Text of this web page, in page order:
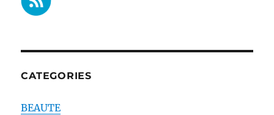
CATEGORIES
BEAUTE